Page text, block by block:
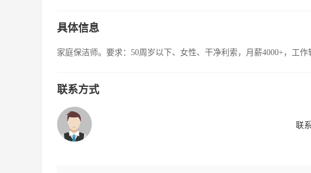
具体信息
家庭保洁师。要求：50周岁以下、女性、干净利索，月薪4000+，工
联系方式
联